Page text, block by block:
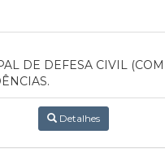
DE DEFESA CIVIL
Detalhes